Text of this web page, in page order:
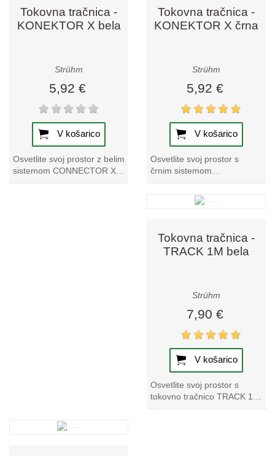
Tokovna tračnica -
KONEKTOR X bela
Strühm
5,92 €
V košarico
Osvetlite svoj prostor z belim
sistemom CONNECTOR X,
ki izstopa v naši zbirki
Tokovna tračnica -
KONEKTOR X črna
Strühm
5,92 €
V košarico
Osvetlite svoj prostor s
črnim sistemom
CONNECTOR X, ki izstopa v
naši zbirki tračnih svetilk.
Izkusite vrhunski...
Tokovna tračnica -
TRACK 1M bela
Strühm
7,90 €
V košarico
Osvetlite svoj prostor s
tokovno tračnico TRACK 1M
bela track, ki izstopa iz naše